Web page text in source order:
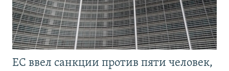
ЕС ввел санкции против пяти человек,